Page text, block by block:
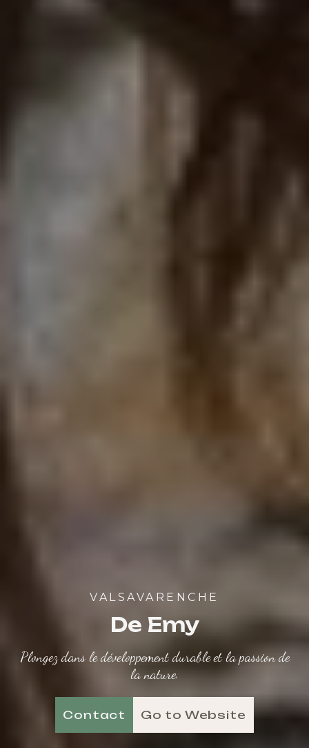
VALSAVARENCHE
De Emy
Plongez dans le développement durable et la passion de
la nature.
Contact Go to Website